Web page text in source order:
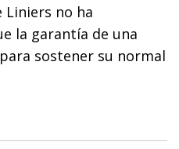
Liniers no ha
la garantía de una
sostener su normal